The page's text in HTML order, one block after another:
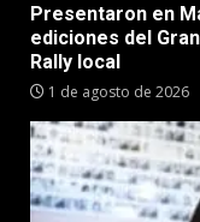
Presentaron en
ediciones del
Rally local
1 de agosto de 2026